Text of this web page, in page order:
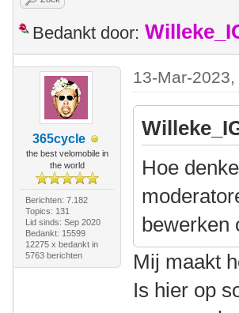
Bedankt door:
365cycle
the best velomobile in
the world
Berichten: 7.182
Topics: 131
Lid sinds: Sep 2020
Bedankt: 15599
12275 x bedankt in
5763 berichten
13-Mar-2023,
Hoe
bewerken
Mij maakt
Is hier op